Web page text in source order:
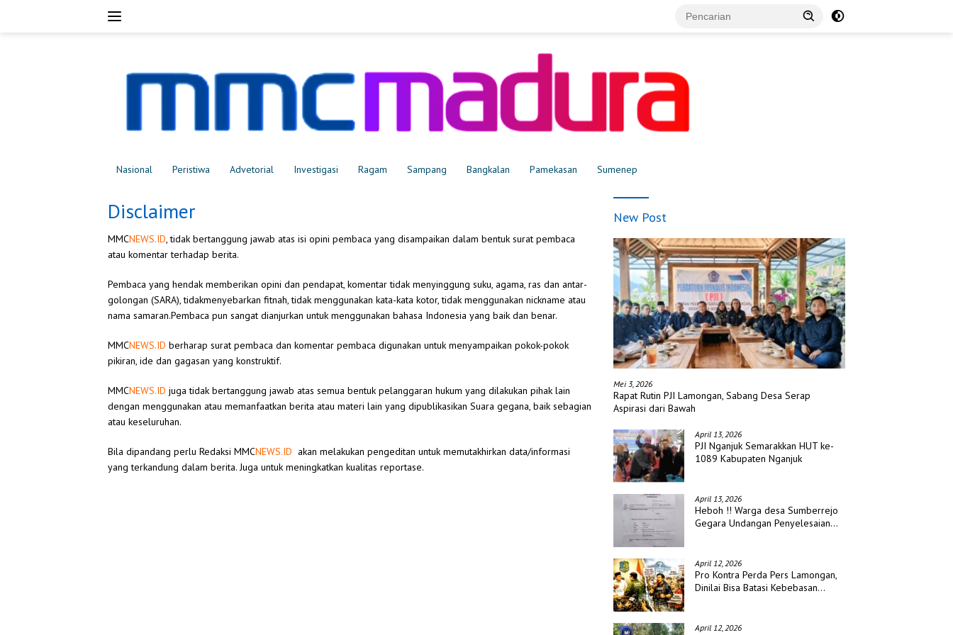
Nasional Peristiwa Advetorial Investigasi Ragam Sampang Bangkalan Pamekasan Sumenep
Disclaimer
MMCNEWS.ID, tidak bertanggung jawab atas isi opini pembaca yang disampaikan dalam bentuk surat pembaca
atau komentar terhadap berita.
Pembaca yang hendak memberikan opini dan pendapat, komentar tidak menyinggung suku, agama, ras dan antar-
golongan (SARA), tidakmenyebarkan fitnah, tidak menggunakan kata-kata kotor, tidak menggunakan nickname atau
nama samaran.Pembaca pun sangat dianjurkan untuk menggunakan bahasa Indonesia yang baik dan benar.
MMCNEWS.ID berharap surat pembaca dan komentar pembaca digunakan untuk menyampaikan pokok-pokok
pikiran, ide dan gagasan yang konstruktif.
MMCNEWS.ID juga tidak bertanggung jawab atas semua bentuk pelanggaran hukum yang dilakukan pihak lain
dengan menggunakan atau memanfaatkan berita atau materi lain yang dipublikasikan Suara gegana, baik sebagian
atau keseluruhan.
Bila dipandang perlu Redaksi MMCNEWS.ID akan melakukan pengeditan untuk memutakhirkan data/informasi
yang terkandung dalam berita. Juga untuk meningkatkan kualitas reportase.
New Post
Mei 3, 2026
Rapat Rutin PJI Lamongan, Sabang Desa Serap
Aspirasi dari Bawah
April 13, 2026
PJI Nganjuk Semarakkan HUT ke-
1089 Kabupaten Nganjuk
April 13, 2026
Heboh !! Warga desa Sumberrejo
Gegara Undangan Penyelesaian
April 12, 2026
Pro Kontra Perda Pers Lamongan,
Dinilai Bisa Batasi Kebebasan
April 12, 2026